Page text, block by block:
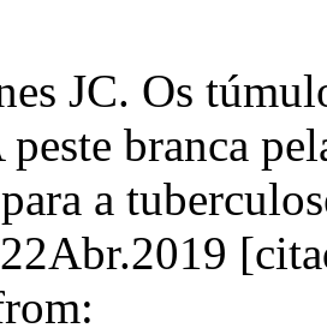
JC. Os
peste branca
a